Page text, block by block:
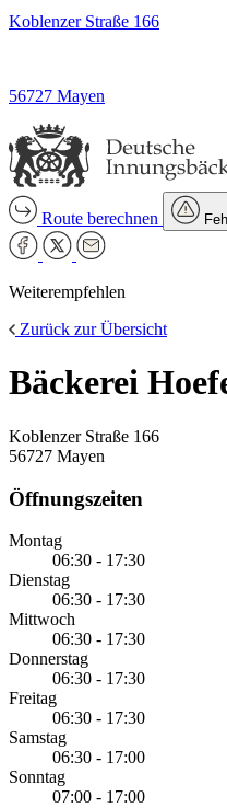
Koblenzer Straße 166
56727 Mayen
Route berechnen
Weiterempfehlen
Zurück zur Übersicht
Bäckerei
Koblenzer Straße 166
56727 Mayen
Öffnungszeiten
Montag
06:30 - 17:30
Dienstag
06:30 - 17:30
Mittwoch
06:30 - 17:30
Donnerstag
06:30 - 17:30
Freitag
06:30 - 17:30
Samstag
06:30 - 17:00
Sonntag
07:00 - 17:00